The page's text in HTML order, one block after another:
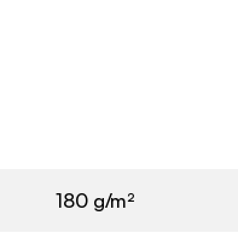
180 g/m²